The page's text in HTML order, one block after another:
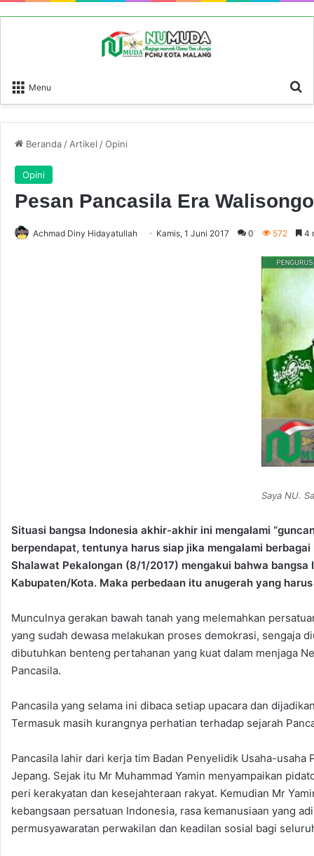
Menu
Beranda / Artikel /Opini
Opini
Pesan Pancasila Era Walisongo
Achmad Diny Hidayatullah Kamis, 1 Juni 2017 0 572 4
Saya NU.
Situasi bangsa Indonesia akhir-akhir ini mengalami
berpendapat, tentunya harus siap jika mengalami
Shalawat Pekalongan (8/1/2017) mengakui bahwa
Kabupaten/Kota. Maka perbedaan itu anugerah yang
Munculnya gerakan bawah tanah yang melemahkan
yang sudah dewasa melakukan proses demokrasi, sengaja
dibutuhkan benteng pertahanan yang kuat dalam menjaga
Pancasila.
Pancasila yang selama ini dibaca setiap upacara dan
Termasuk masih kurangnya perhatian terhadap sejarah
Pancasila lahir dari kerja tim Badan Penyelidik Usaha-
Jepang. Sejak itu Mr Muhammad Yamin menyampaikan
peri kerakyatan dan kesejahteraan rakyat. Kemudian Mr
kebangsaan persatuan Indonesia, rasa kemanusiaan yang
permusyawaratan perwakilan dan keadilan sosial bagi